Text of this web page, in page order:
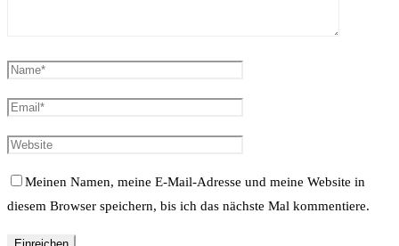
Meinen Namen, meine E-Mail-Adresse und meine Website in
diesem Browser speichern, bis ich das nächste Mal kommentiere.